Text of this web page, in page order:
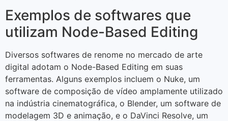
Exemplos de softwares que
utilizam Node-Based Editing
Diversos softwares de renome no mercado de arte
digital adotam o Node-Based Editing em suas
ferramentas. Alguns exemplos incluem o Nuke, um
software de composição de vídeo amplamente utilizado
na indústria cinematográfica, o Blender, um software de
modelagem 3D e animação, e o DaVinci Resolve, um